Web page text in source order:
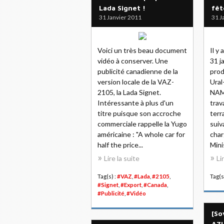
Lada Signet !
31 Janvier 2011
Voici un très beau document
vidéo à conserver. Une
publicité canadienne de la
version locale de la VAZ-
2105, la Lada Signet.
Intéressante à plus d'un
titre puisque son accroche
commerciale rappelle la Yugo
américaine : "A whole car for
half the price...
Lire la suite
Tag(s) : #VAZ #Lada #2105
#Signet #Export #Canada
#Publicité #Vidéo
31
Il y
31